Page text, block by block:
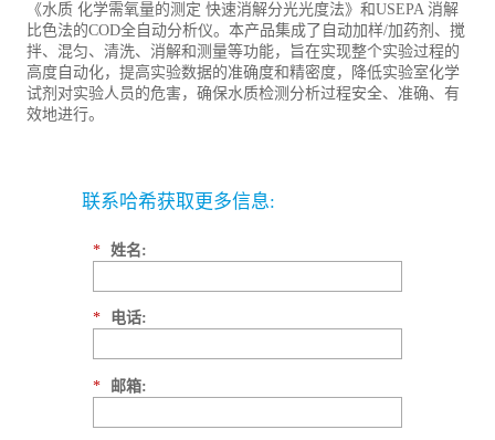
《水质 化学需氧量的测定 快速消解分光光度法》和USEPA 消解
比色法的COD全自动分析仪。本产品集成了自动加样/加药剂、搅
拌、混匀、清洗、消解和测量等功能，旨在实现整个实验过程的
高度自动化，提高实验数据的准确度和精密度，降低实验室化学
试剂对实验人员的危害，确保水质检测分析过程安全、准确、有
效地进行。
联系哈希获取更多信息:
* 姓名:
* 电话:
* 邮箱: